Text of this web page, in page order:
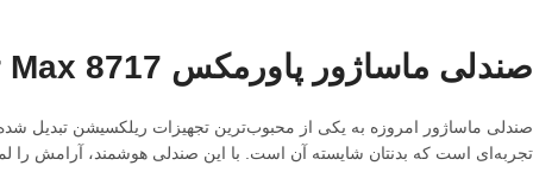
صندلی ماساژور پاورمکس Power Max 8717 | آرامشی حرفه‌ای در خانه شما
صندلی ماساژور امروزه به یکی از محبوب‌ترین تجهیزات ریلکسیشن تبدیل
تجربه‌ای است که بدنتان شایسته آن است. با این صندلی هوشمند، آرامش را لمس